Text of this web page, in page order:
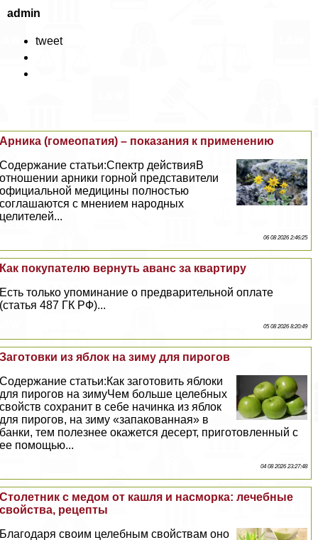
admin
tweet
Арника (гомеопатия) – показания к применению
Содержание статьи:Спектр действияВ
отношении арники горной представители
официальной медицины полностью
соглашаются с мнением народных
целителей...
06 08 2026 2:46:25
Как покупателю вернуть аванс за квартиру
Есть только упоминание о предварительной оплате
(статья 487 ГК РФ)...
05 08 2026 8:20:49
Заготовки из яблок на зиму для пирогов
Содержание статьи:Как заготовить яблоки
для пирогов на зимуЧем больше целебных
свойств сохранит в себе начинка из яблок
для пирогов, на зиму «запакованная» в
банки, тем полезнее окажется десерт, приготовленный с
ее помощью...
04 08 2026 23:27:48
Столетник с медом от кашля и насморка: лечебные
свойства, рецепты
Благодаря своим целебным свойствам оно